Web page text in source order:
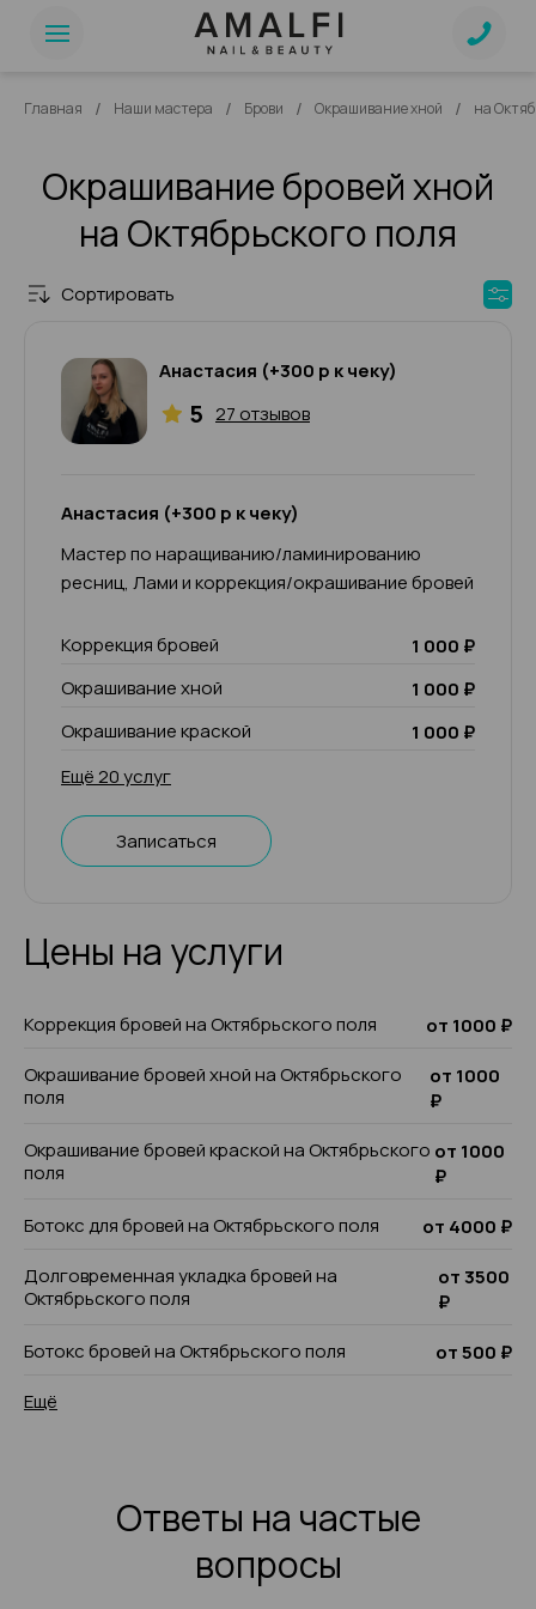
Главная / Наши мастера / Брови / Окрашивание хной / на
Окрашивание бровей хной
на Октябрьского поля
Сортировать
Анастасия (+300 р к чеку)
5 27 отзывов
Анастасия (+300 р к чеку)
Мастер по наращиванию/ламинированию
ресниц, Лами и коррекция/окрашивание бровей
Коррекция бровей
1 000 ₽
Окрашивание хной
1 000 ₽
Окрашивание краской
1 000 ₽
Ещё 20 услуг
Записаться
Цены на услуги
Коррекция бровей на Октябрьского поля
от 1000 ₽
Окрашивание бровей хной на Октябрьского
поля
от 1000
₽
Окрашивание бровей краской на Октябрьского
поля
от 1000
₽
Ботокс для бровей на Октябрьского поля
от 4000 ₽
Долговременная укладка бровей на
Октябрьского поля
от 3500
₽
Ботокс бровей на Октябрьского поля
от 500 ₽
Ещё
Ответы на частые
вопросы